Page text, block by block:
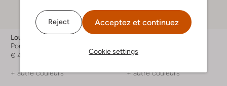
Reject Acceptez et continuez
Cookie settings
Loulou Essentiels
Porte-monnaie
€ 44,99
+ autre couleurs
€ 69,99
+ autre couleurs